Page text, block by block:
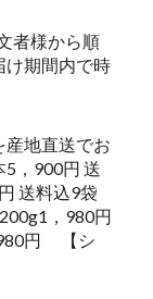
者様から順
け期間内で時
産地直送でお
，900円 送
送料込9袋
，980円
980円 【シ